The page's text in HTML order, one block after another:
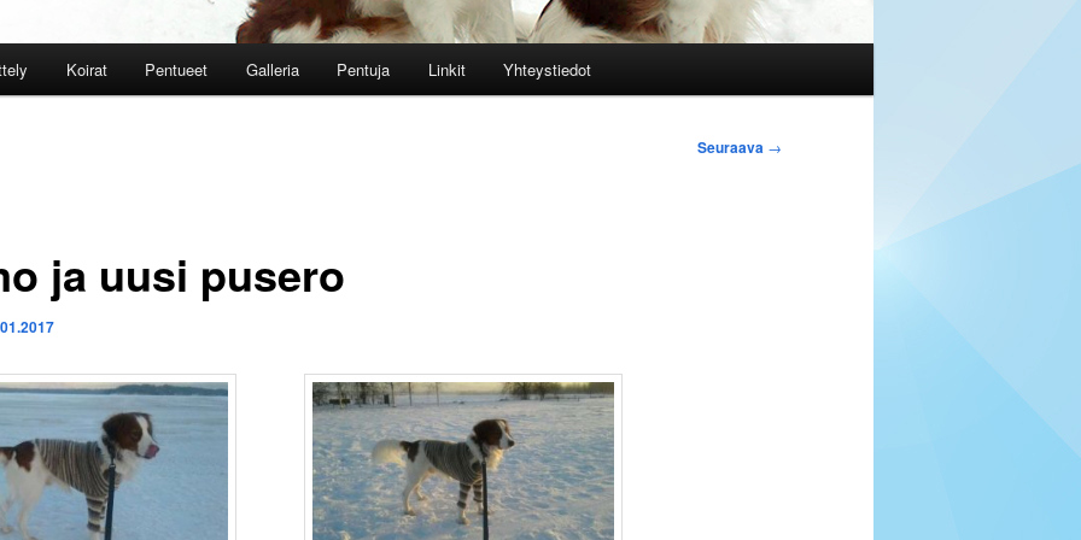
Koirat Pentueet Galleria Pentuja Linkit Yhteystiedot
Seuraava →
ja uusi pusero